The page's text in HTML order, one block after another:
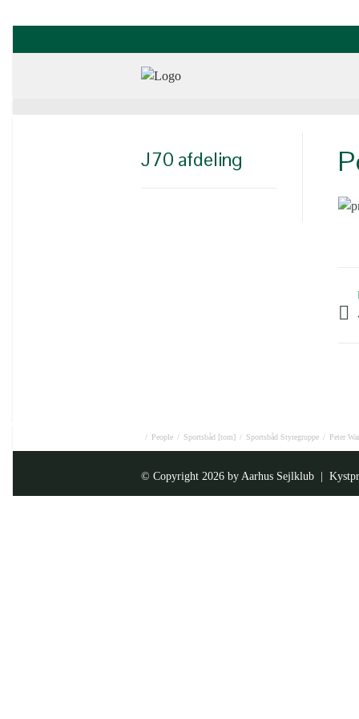
J70 afdeling
/ People / Sportsbåd [tom] / Sportsbåd Styregruppe / Peter
© Copyright 2026 by Aarhus Sejlklub |